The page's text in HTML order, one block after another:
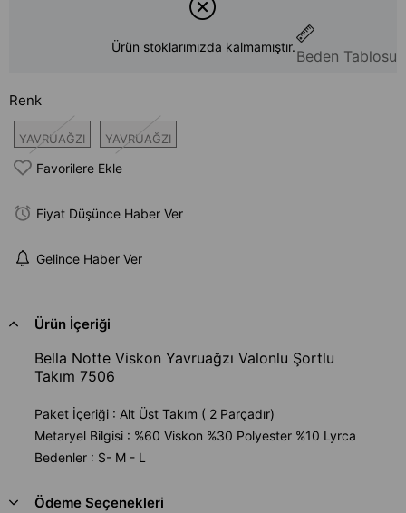
Beden Tablosu
Ürün stoklarımızda kalmamıştır.
Renk
YAVRUAĞZI YAVRUAĞZI
Favorilere Ekle
Fiyat Düşünce Haber Ver
Gelince Haber Ver
Ürün İçeriği
Bella Notte Viskon Yavruağzı Valonlu Şortlu
Takım 7506
Paket İçeriği : Alt Üst Takım ( 2 Parçadır)
Metaryel Bilgisi : %60 Viskon %30 Polyester %10 Lyrca
Bedenler : S- M - L
Ödeme Seçenekleri